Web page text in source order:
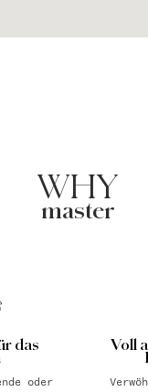
WHY
master
das
oder
Voll